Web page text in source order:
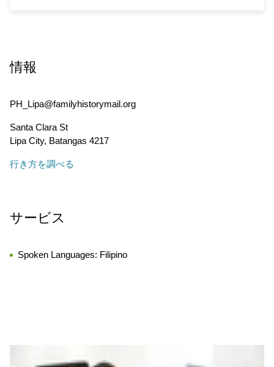
情報
PH_Lipa@familyhistorymail.org
Santa Clara St
Lipa City, Batangas 4217
行き方を調べる
サービス
Spoken Languages: Filipino